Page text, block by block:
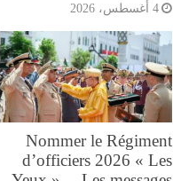
4 أغسطس، 2026
Nommer le Régiment
d’officiers 2026 « Les